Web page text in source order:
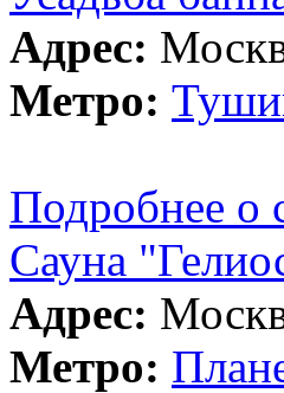
Адрес:
Метро:
Подробнее о
Сауна
Адрес:
Метро: